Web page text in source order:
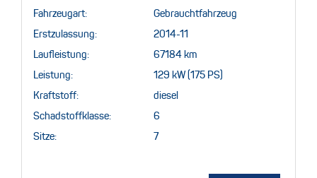
Fahrzeugart: Gebrauchtfahrzeug
Erstzulassung: 2014-11
Laufleistung: 67184 km
Leistung: 129 kW (175 PS)
Kraftstoff: diesel
Schadstoffklasse: 6
Sitze: 7